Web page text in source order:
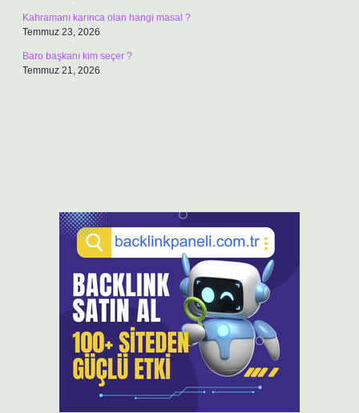
Kahramanı karınca olan hangi masal ?
Temmuz 23, 2026
Baro başkanı kim seçer ?
Temmuz 21, 2026